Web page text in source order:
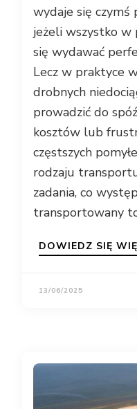
wydaje się czymś
jeżeli wszystko w
się wydawać
Lecz w praktyce
drobnych
prowadzić do
kosztów lub
częstszych
rodzaju
zadania, co
transportowany
DOWIEDZ SIĘ
13/06/2025